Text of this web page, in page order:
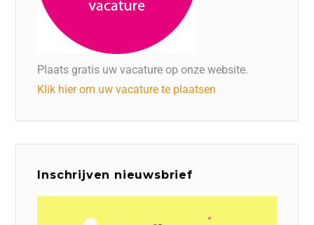
Plaats gratis uw vacature op onze website.
Klik hier om uw vacature te plaatsen
Inschrijven nieuwsbrief